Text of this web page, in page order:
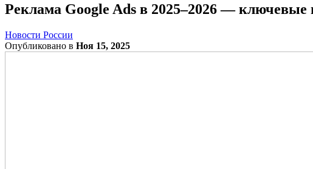
Реклама Google Ads в 2025–2026 — ключевые
Новости России
Опубликовано в Ноя 15, 2025